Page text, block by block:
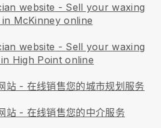
website - Sell your waxing
McKinney online
website - Sell your waxing
High Point online
站- 在线销售您的城市规划服务
站- 在线销售您的中介服务